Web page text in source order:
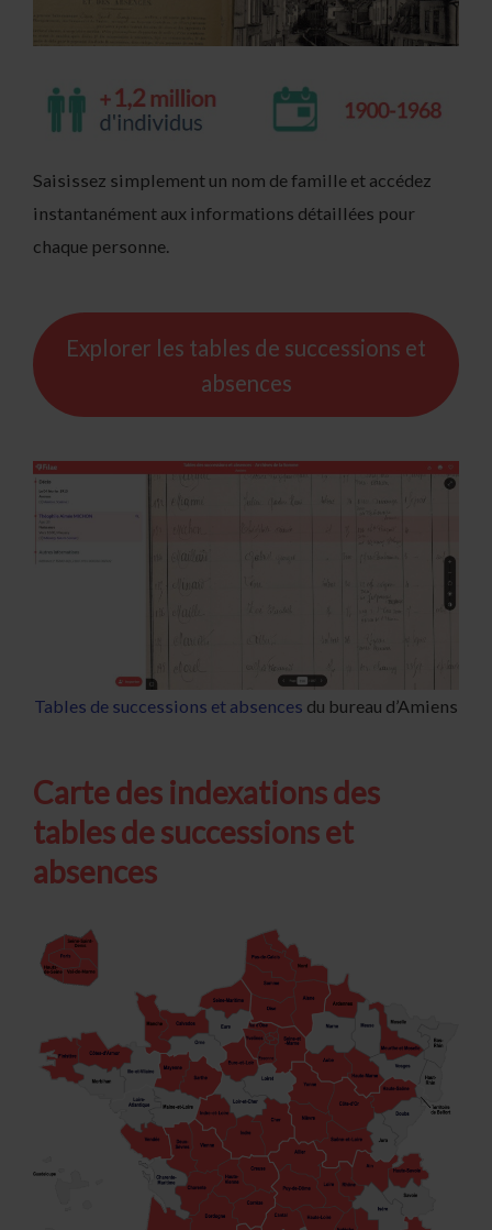
Saisissez simplement un nom de famille et accédez
instantanément aux informations détaillées pour
chaque personne.
Explorer les tables de successions et
absences
Tables de successions et absences du bureau d’Amiens
Carte des indexations des
tables de successions et
absences